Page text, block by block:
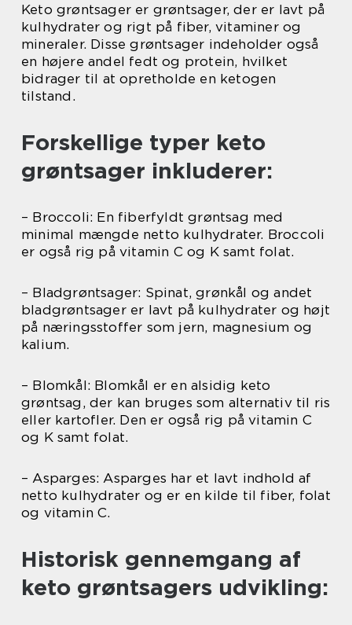
Keto grøntsager er grøntsager, der er lavt på
kulhydrater og rigt på fiber, vitaminer og
mineraler. Disse grøntsager indeholder også
en højere andel fedt og protein, hvilket
bidrager til at opretholde en ketogen
tilstand.
Forskellige typer keto
grøntsager inkluderer:
– Broccoli: En fiberfyldt grøntsag med
minimal mængde netto kulhydrater. Broccoli
er også rig på vitamin C og K samt folat.
– Bladgrøntsager: Spinat, grønkål og andet
bladgrøntsager er lavt på kulhydrater og højt
på næringsstoffer som jern, magnesium og
kalium.
– Blomkål: Blomkål er en alsidig keto
grøntsag, der kan bruges som alternativ til ris
eller kartofler. Den er også rig på vitamin C
og K samt folat.
– Asparges: Asparges har et lavt indhold af
netto kulhydrater og er en kilde til fiber, folat
og vitamin C.
Historisk gennemgang af
keto grøntsagers udvikling: